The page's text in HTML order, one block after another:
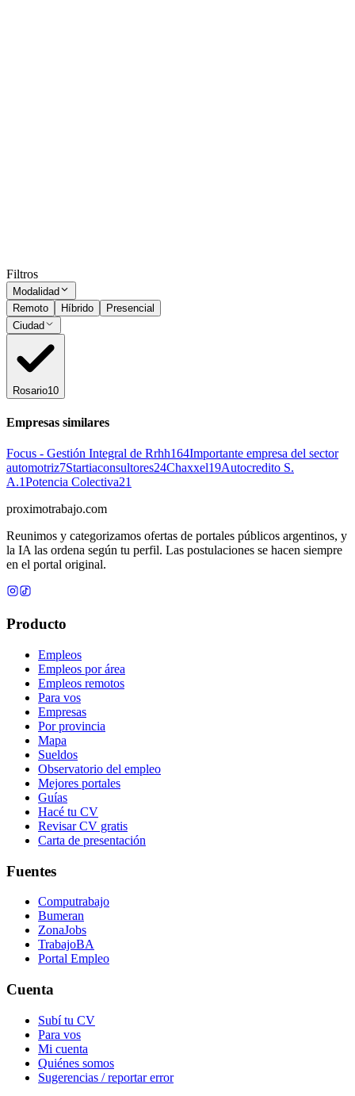
Filtros
Modalidad
Remoto
Híbrido
Presencial
Ciudad
Rosario10
Empresas similares
Focus - Gestión Integral de Rrhh164Importante empresa del sector
automotriz7Startiaconsultores24Chaxxel19Autocredito S.
A.1Potencia Colectiva21
proximotrabajo.com
Reunimos y categorizamos ofertas de portales públicos argentinos, y
la IA las ordena según tu perfil. Las postulaciones se hacen siempre
en el portal original.
Producto
Empleos
Empleos por área
Empleos remotos
Para vos
Empresas
Por provincia
Mapa
Sueldos
Observatorio del empleo
Mejores portales
Guías
Hacé tu CV
Revisar CV gratis
Carta de presentación
Fuentes
Computrabajo
Bumeran
ZonaJobs
TrabajoBA
Portal Empleo
Cuenta
Subí tu CV
Para vos
Mi cuenta
Quiénes somos
Sugerencias / reportar error